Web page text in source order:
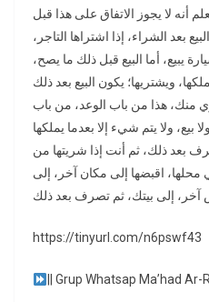
أنه لا يجوز الاتفاق على هذا قبل
بعد الشراء، إذا اشتراها التاجر،
يبيع، أما البيع قبل ذلك ما يصح،
منك، هذا من باب الوعد، من باب
بيع، ولا يتم شيء إلا بعدما يملكها
بعد ذلك، ثم أنت إذا شريتها من
محلها، اقبضها إلى مكان آخر، إلى
https://tinyurl.com/n6pswf43
|| Grup Whatsap Ma’had